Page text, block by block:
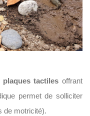
plaques tactiles offrant
permet de solliciter
de motricité).